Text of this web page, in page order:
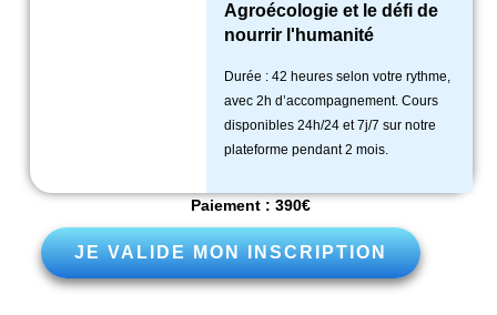
Agroécologie et le défi de
nourrir l'humanité
Durée : 42 heures selon votre rythme,
avec 2h d’accompagnement. Cours
disponibles 24h/24 et 7j/7 sur notre
plateforme pendant 2 mois.
Paiement : 390€
JE VALIDE MON INSCRIPTION